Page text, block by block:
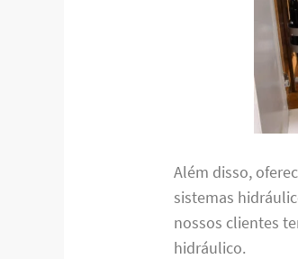
Além disso,
sistemas
nossos clientes
hidráulico.